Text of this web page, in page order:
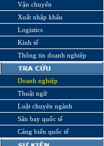
Vận chuyển
Xuất nhập khẩu
Logistics
Kinh tế
Thông tin doanh nghiệp
Doanh nghiệp
Thuật ngữ
Luật chuyên ngành
Sân bay quốc tế
Cảng biển quốc tế